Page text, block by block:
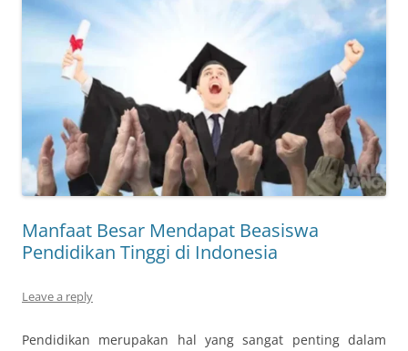
Manfaat Besar Mendapat Beasiswa
Pendidikan Tinggi di Indonesia
Leave a reply
Pendidikan merupakan hal yang sangat penting dalam